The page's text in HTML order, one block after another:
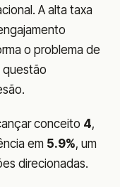
A alta taxa
o problema de
questão
conceito 4,
em 5.9%, um
direcionadas.